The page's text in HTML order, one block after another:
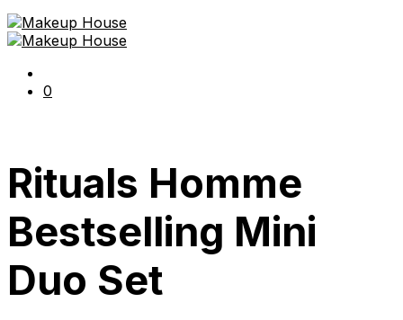
0
Rituals Homme
Bestselling Mini
Duo Set